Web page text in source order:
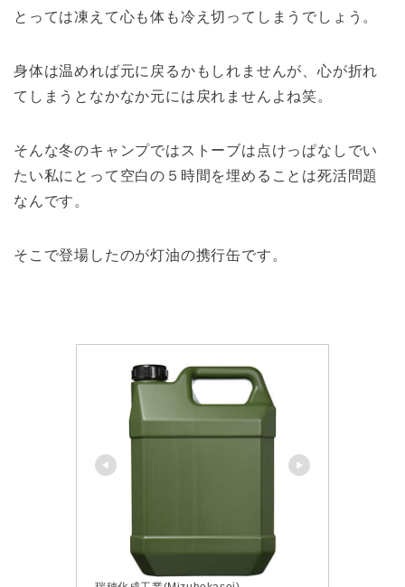
とっては凍えて心も体も冷え切ってしまうでしょう。
身体は温めれば元に戻るかもしれませんが、心が折れ
てしまうとなかなか元には戻れませんよね笑。
そんな冬のキャンプではストーブは点けっぱなしでい
たい私にとって空白の５時間を埋めることは死活問題
なんです。
そこで登場したのが灯油の携行缶です。